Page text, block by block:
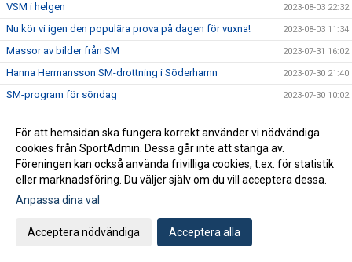
VSM i helgen 2023-08-03 22:32
Nu kör vi igen den populära prova på dagen för vuxna! 2023-08-03 11:34
Massor av bilder från SM 2023-07-31 16:02
Hanna Hermansson SM-drottning i Söderhamn 2023-07-30 21:40
SM-program för söndag 2023-07-30 10:02
SM-program för lördag 2023-07-29 09:20
SM i Söderhamn - dag 1 2023-07-28 23:48
Tre turebergare uttagna till U20-EM 2023-07-28 17:33
SM-program för fredag
Dags för SM i helgen
För att hemsidan ska fungera korrekt använder vi nödvändiga
cookies från SportAdmin. Dessa går inte att stänga av.
Föreningen kan också använda frivilliga cookies, t.ex. för statistik
eller marknadsföring. Du väljer själv om du vill acceptera dessa.
Anpassa dina val
Acceptera nödvändiga Acceptera alla